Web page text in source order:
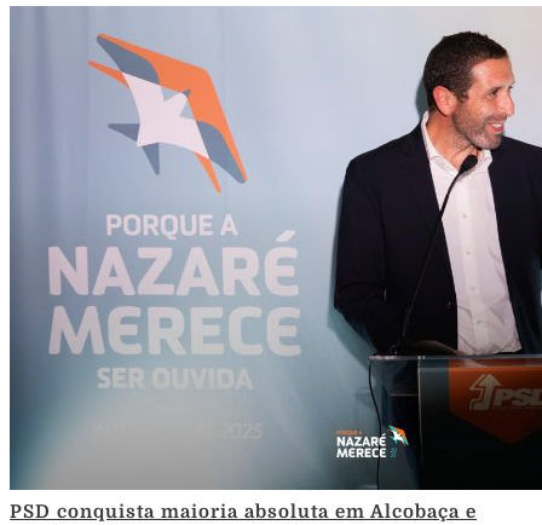
PSD conquista maioria absoluta em Alcobaça e